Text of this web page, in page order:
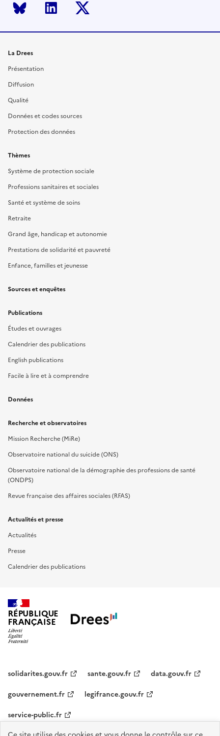
Bluesky LinkedIn
La Drees
Présentation
Diffusion
Qualité
Données et codes sources
Protection des données
Thèmes
Système de protection sociale
Professions sanitaires et sociales
Santé et système de soins
Retraite
Grand âge, handicap et autonomie
Prestations de solidarité et pauvreté
Enfance, familles et jeunesse
Sources et enquêtes
Publications
Études et ouvrages
Calendrier des publications
English publications
Facile à lire et à comprendre
Données
Recherche et observatoires
Mission Recherche (MiRe)
Observatoire national du suicide (ONS)
Observatoire national de la démographie des professions de santé
(ONDPS)
Revue française des affaires sociales (RFAS)
Actualités et presse
Actualités
Presse
Calendrier des publications
RÉPUBLIQUE
FRANÇAISE
solidarites.gouv.fr sante.gouv.fr
data.gouv.fr
gouvernement.fr
legifrance.gouv.fr
service-public.fr